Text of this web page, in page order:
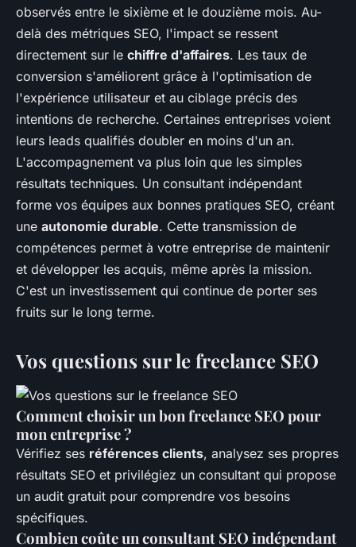
observés entre le sixième et le douzième mois. Au-
delà des métriques SEO, l'impact se ressent
directement sur le chiffre d'affaires. Les taux de
conversion s'améliorent grâce à l'optimisation de
l'expérience utilisateur et au ciblage précis des
intentions de recherche. Certaines entreprises voient
leurs leads qualifiés doubler en moins d'un an.
L'accompagnement va plus loin que les simples
résultats techniques. Un consultant indépendant
forme vos équipes aux bonnes pratiques SEO, créant
une autonomie durable. Cette transmission de
compétences permet à votre entreprise de maintenir
et développer les acquis, même après la mission.
C'est un investissement qui continue de porter ses
fruits sur le long terme.
Vos questions sur le freelance SEO
Comment choisir un bon freelance SEO pour
mon entreprise ?
Vérifiez ses références clients, analysez ses propres
résultats SEO et privilégiez un consultant qui propose
un audit gratuit pour comprendre vos besoins
spécifiques.
Combien coûte un consultant SEO indépendant